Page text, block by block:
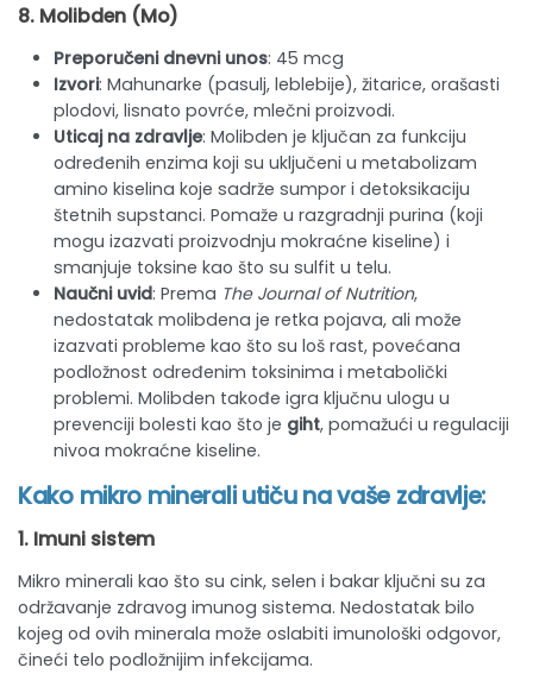
8. Molibden (Mo)
Preporučeni dnevni unos: 45 mcg
Izvori: Mahunarke (pasulj, leblebije), žitarice, orašasti
plodovi, lisnato povrće, mlečni proizvodi.
Uticaj na zdravlje: Molibden je ključan za funkciju
određenih enzima koji su uključeni u metabolizam
amino kiselina koje sadrže sumpor i detoksikaciju
štetnih supstanci. Pomaže u razgradnji purina (koji
mogu izazvati proizvodnju mokraćne kiseline) i
smanjuje toksine kao što su sulfit u telu.
Naučni uvid: Prema The Journal of Nutrition,
nedostatak molibdena je retka pojava, ali može
izazvati probleme kao što su loš rast, povećana
podložnost određenim toksinima i metabolički
problemi. Molibden takođe igra ključnu ulogu u
prevenciji bolesti kao što je giht, pomažući u regulaciji
nivoa mokraćne kiseline.
Kako mikro minerali utiču na vaše zdravlje:
1. Imuni sistem
Mikro minerali kao što su cink, selen i bakar ključni su za
održavanje zdravog imunog sistema. Nedostatak bilo
kojeg od ovih minerala može oslabiti imunološki odgovor,
čineći telo podložnijim infekcijama.